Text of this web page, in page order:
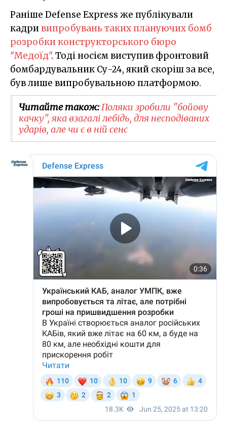
Раніше Defense Express же публікували
кадривипробувань таких плануючих бомб
розробки конструкторського бюро
"Медоїд". Тоді носієм виступив фронтовий
бомбардувальник Су-24, який скоріш за все,
був лише випробувальною платформою.
Читайте також:Поляки зробили "бойову
качку", яка взагалі лебідь, для несподіваних
ударів, але чи є в ній сенс